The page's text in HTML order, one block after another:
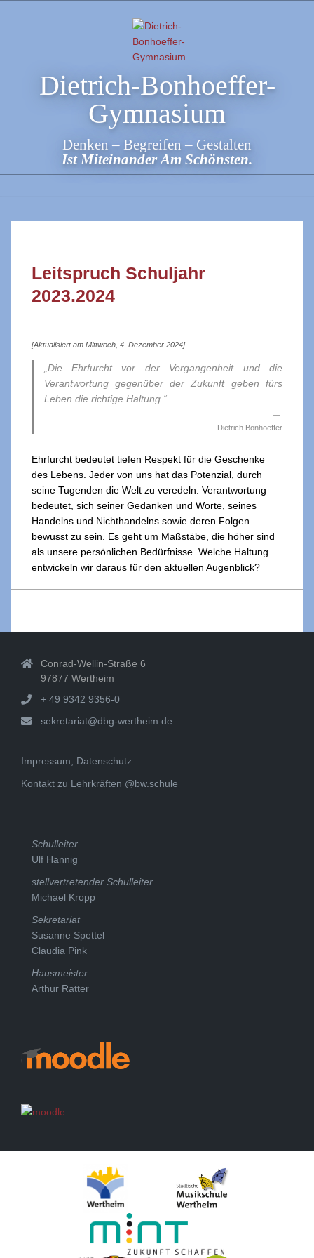
Dietrich-Bonhoeffer-
Gymnasium
Denken – Begreifen – Gestalten
Ist Miteinander Am Schönsten.
Leitspruch Schuljahr
2023.2024
[Aktualisiert am Mittwoch, 4. Dezember 2024]
„Die Ehrfurcht vor der Vergangenheit und die
Verantwortung gegenüber der Zukunft geben fürs
Leben die richtige Haltung.“
Dietrich Bonhoeffer
Ehrfurcht bedeutet tiefen Respekt für die Geschenke
des Lebens. Jeder von uns hat das Potenzial, durch
seine Tugenden die Welt zu veredeln. Verantwortung
bedeutet, sich seiner Gedanken und Worte, seines
Handelns und Nichthandelns sowie deren Folgen
bewusst zu sein. Es geht um Maßstäbe, die höher sind
als unsere persönlichen Bedürfnisse. Welche Haltung
entwickeln wir daraus für den aktuellen Augenblick?
Conrad-Wellin-Straße 6
97877 Wertheim
+ 49 9342 9356-0
sekretariat@dbg-wertheim.de
Impressum, Datenschutz
Kontakt zu Lehrkräften @bw.schule
Schulleiter
Ulf Hannig
stellvertretender Schulleiter
Michael Kropp
Sekretariat
Susanne Spettel
Claudia Pink
Hausmeister
Arthur Ratter